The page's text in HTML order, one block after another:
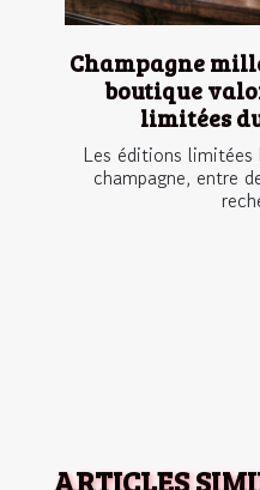
Champagne
boutique
limitées
Les éditions
champagne, entre
ARTICLES